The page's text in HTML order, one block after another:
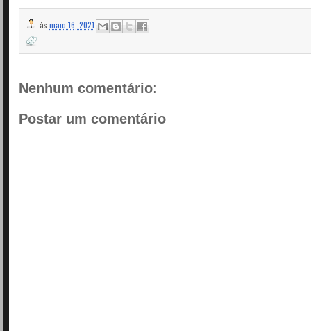
às maio 16, 2021
Nenhum comentário:
Postar um comentário